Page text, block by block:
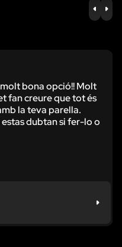
PREV
bona opció!! Molt
fan creure que tot és
la teva parella.
dubtan si fer-lo o